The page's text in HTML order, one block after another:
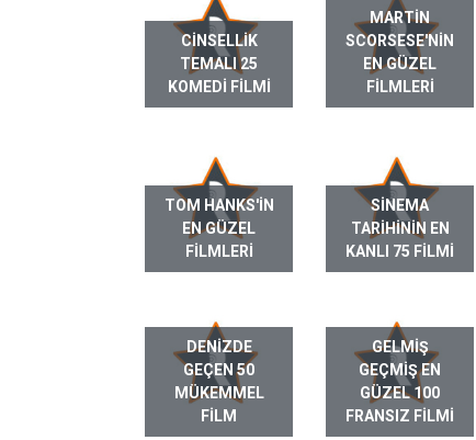
CINSELLIK
TEMALI 25
KOMEDI FILMI
MARTIN
SCORSESE'NIN
EN GÜZEL
FILMLERI
TOM HANKS'IN
EN GÜZEL
FILMLERI
SINEMA
TARIHININ EN
KANLI 75 FILMI
DENIZDE
GEÇEN 50
MÜKEMMEL
FILM
GELMIŞ
GEÇMIŞ EN
GÜZEL 100
FRANSIZ FILMI